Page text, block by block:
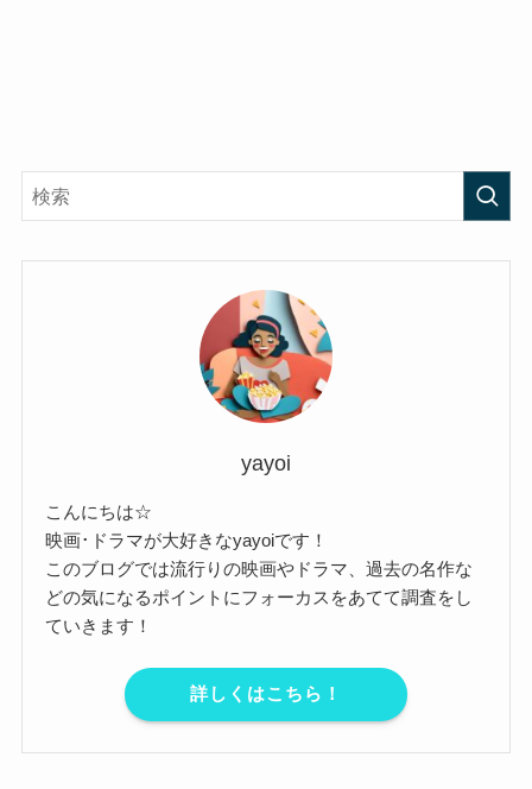
yayoi
こんにちは☆
映画･ドラマが大好きなyayoiです！
このブログでは流行りの映画やドラマ、過去の名作な
どの気になるポイントにフォーカスをあてて調査をし
ていきます！
詳しくはこちら！